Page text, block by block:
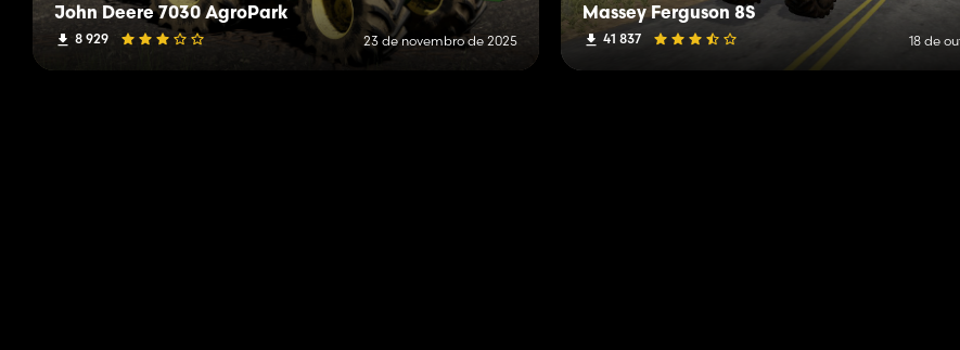
John Deere 7030 AgroPark
8 929 23 de novembro de 2025
Massey Ferguson 8S
41 837 18 de